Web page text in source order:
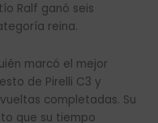
Ralf ganó seis
reina.
marcó el mejor
de Pirelli C3 y
completadas. Su
que su tiempo